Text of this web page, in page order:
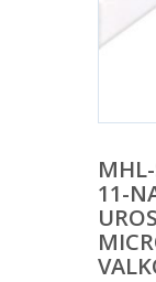
11-